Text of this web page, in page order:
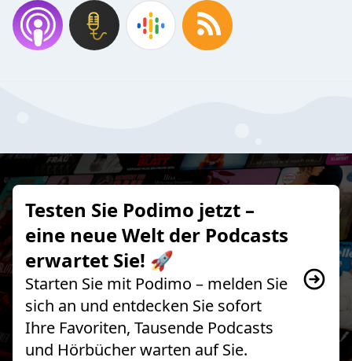
Testen Sie Podimo jetzt –
eine neue Welt der Podcasts
erwartet Sie! 🚀
Starten Sie mit Podimo – melden Sie
sich an und entdecken Sie sofort
Ihre Favoriten, Tausende Podcasts
und Hörbücher warten auf Sie.